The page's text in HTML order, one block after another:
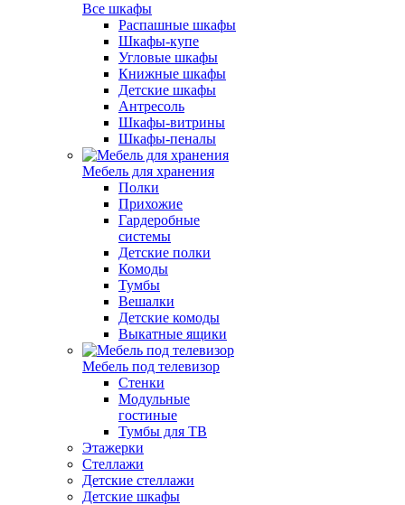
Все шкафы
Распашные шкафы
Шкафы-купе
Угловые шкафы
Книжные шкафы
Детские шкафы
Антресоль
Шкафы-витрины
Шкафы-пеналы
Мебель для хранения
Полки
Прихожие
Гардеробные
системы
Детские полки
Комоды
Тумбы
Вешалки
Детские комоды
Выкатные ящики
Мебель под телевизор
Стенки
Модульные
гостиные
Тумбы для ТВ
Этажерки
Стеллажи
Детские стеллажи
Детские шкафы